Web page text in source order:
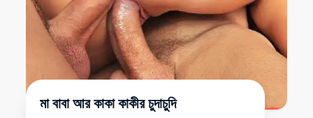
মা বাবা আর কাকা কাকীর চুদাচুদি